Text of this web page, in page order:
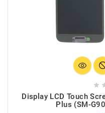

Display LCD Touch
Plus (SM-